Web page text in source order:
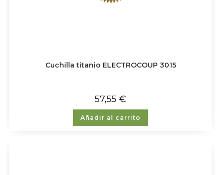
Cuchilla titanio ELECTROCOUP 3015
57,55 €
Añadir al carrito